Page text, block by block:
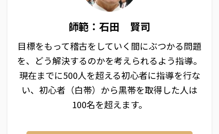
師範：石田 賢司
目標をもって稽古をしていく間にぶつかる問題
を、どう解決するのかを考えられるよう指導。
現在までに500人を超える初心者に指導を行な
い、初心者（白帯）から黒帯を取得した人は
100名を超えます。